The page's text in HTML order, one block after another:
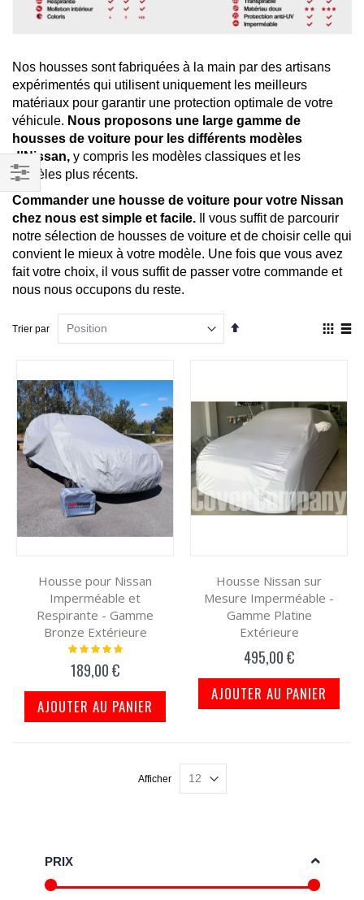
Nos housses sont fabriquées à la main par des artisans
expérimentés qui utilisent uniquement les meilleurs
matériaux pour garantir une protection optimale de votre
véhicule. Nous proposons une large gamme de
housses de voiture pour les différents modèles
d'Nissan, y compris les modèles classiques et les
modèles plus récents.
Commander une housse de voiture pour votre Nissan
chez nous est simple et facile. Il vous suffit de parcourir
notre sélection de housses de voiture et de choisir celle qui
convient le mieux à votre modèle. Une fois que vous avez
fait votre choix, il vous suffit de passer votre commande et
nous nous occupons du reste.
Trier par
Par
Housse pour Nissan
Imperméable et
Respirante - Gamme
Bronze Extérieure
Notation:
189,00 €
AJOUTER AU PANIER
Housse Nissan sur
Mesure Imperméable -
Gamme Platine
Extérieure
495,00 €
AJOUTER AU PANIER
Afficher
Filtrer
par
PRIX